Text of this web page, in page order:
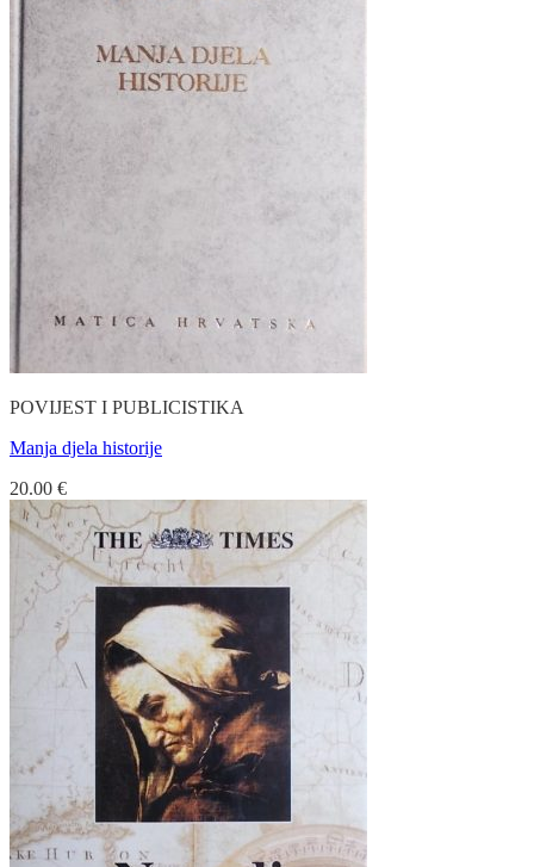
POVIJEST I PUBLICISTIKA
Manja djela historije
20.00 €